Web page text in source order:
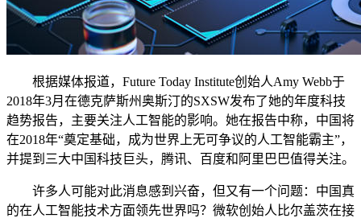
根据媒体报道，Future Today Institute创始人Amy Webb于
2018年3月在德克萨斯州奥斯汀的SXSW发布了她的年度科技
趋势报告，主要关注人工智能的影响。她在报告中称，中国将
在2018年“奠定基础，成为世界上无可争议的人工智能霸主”，
并提到三大中国科技巨头，腾讯、百度和阿里巴巴值得关注。
许多人可能对此消息感到兴奋，但又有一个问题：中国真
的在人工智能技术方面领先世界吗？微软创始人比尔盖茨在接